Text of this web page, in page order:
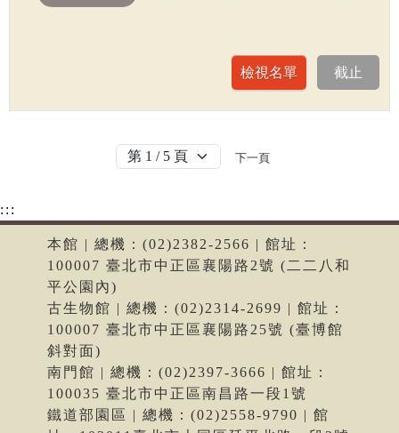
下一頁
:::
本館 | 總機：(02)2382-2566 | 館址：
100007 臺北市中正區襄陽路2號 (二二八和
平公園內)
古生物館 | 總機：(02)2314-2699 | 館址：
100007 臺北市中正區襄陽路25號 (臺博館
斜對面)
南門館 | 總機：(02)2397-3666 | 館址：
100035 臺北市中正區南昌路一段1號
鐵道部園區 | 總機：(02)2558-9790 | 館